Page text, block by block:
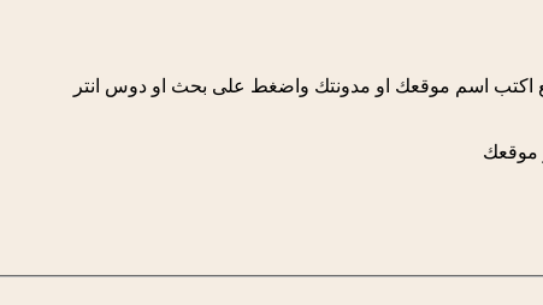
اكتب اسم موقعك او مدونتك واضغط على بحث او دوس انتر
موقعك